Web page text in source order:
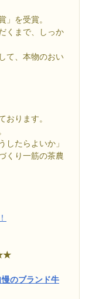
」を受賞。
くまで、しっか
て、本物のおい
おります。
したらよいか」
くり一筋の茶農
のブランド牛